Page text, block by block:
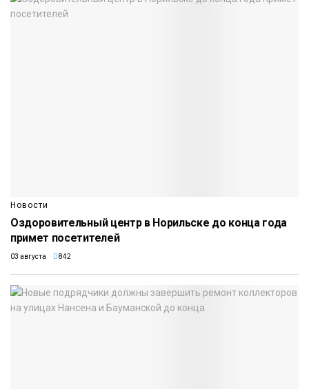
Новости
Оздоровительный центр в Норильске до конца года
примет посетителей
03 августа 842